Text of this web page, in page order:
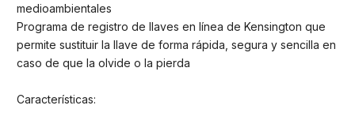
medioambientales
Programa de registro de llaves en línea de Kensington que
permite sustituir la llave de forma rápida, segura y sencilla en
caso de que la olvide o la pierda
Características: